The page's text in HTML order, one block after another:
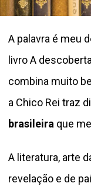
A palavra é meu
livro A
combina muito
a Chico Rei traz
brasileira que
A literatura, arte
revelação e de